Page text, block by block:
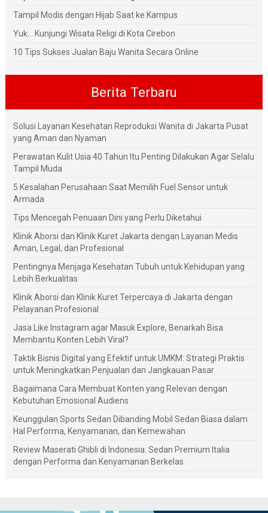
Tampil Modis dengan Hijab Saat ke Kampus
Yuk... Kunjungi Wisata Religi di Kota Cirebon
10 Tips Sukses Jualan Baju Wanita Secara Online
Berita Terbaru
Solusi Layanan Kesehatan Reproduksi Wanita di Jakarta Pusat
yang Aman dan Nyaman
Perawatan Kulit Usia 40 Tahun Itu Penting Dilakukan Agar Selalu
Tampil Muda
5 Kesalahan Perusahaan Saat Memilih Fuel Sensor untuk
Armada
Tips Mencegah Penuaan Dini yang Perlu Diketahui
Klinik Aborsi dan Klinik Kuret Jakarta dengan Layanan Medis
Aman, Legal, dan Profesional
Pentingnya Menjaga Kesehatan Tubuh untuk Kehidupan yang
Lebih Berkualitas
Klinik Aborsi dan Klinik Kuret Terpercaya di Jakarta dengan
Pelayanan Profesional
Jasa Like Instagram agar Masuk Explore, Benarkah Bisa
Membantu Konten Lebih Viral?
Taktik Bisnis Digital yang Efektif untuk UMKM: Strategi Praktis
untuk Meningkatkan Penjualan dan Jangkauan Pasar
Bagaimana Cara Membuat Konten yang Relevan dengan
Kebutuhan Emosional Audiens
Keunggulan Sports Sedan Dibanding Mobil Sedan Biasa dalam
Hal Performa, Kenyamanan, dan Kemewahan
Review Maserati Ghibli di Indonesia: Sedan Premium Italia
dengan Performa dan Kenyamanan Berkelas